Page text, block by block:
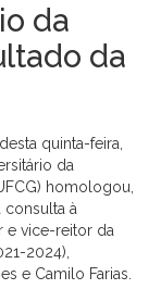
da
da
quinta-feira,
da
homologou,
à
e vice-reitor da
2024),
e Camilo Farias.